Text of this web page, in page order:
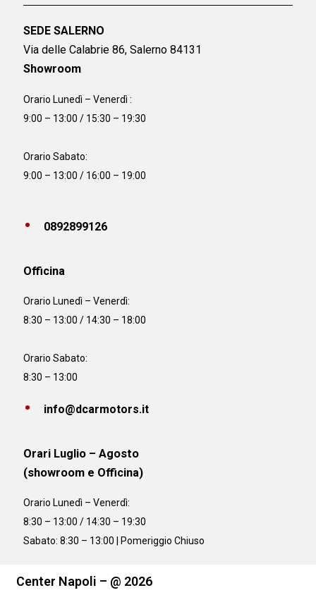
SEDE SALERNO
Via delle Calabrie 86, Salerno 84131
Showroom
Orario Lunedì – Venerdì :
9:00 – 13:00 / 15:30 – 19:30
Orario Sabato:
9:00 – 13:00 / 16:00 – 19:00
0892899126
Officina
Orario Lunedì – Venerdì:
8:30 – 13:00 / 14:30 – 18:00
Orario Sabato:
8:30 – 13:00
info@dcarmotors.it
Orari Luglio – Agosto
(showroom e Officina)
Orario Lunedì – Venerdì:
8:30 – 13:00 / 14:30 – 19:30
Sabato: 8:30 – 13:00 | Pomeriggio Chiuso
Center Napoli – @ 2026